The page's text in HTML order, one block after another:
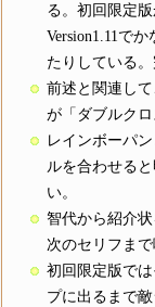
る。初回限定
Version1.11で
たりしている
前述と関連して
が「ダブルク
レインボーパ
ルを合わせる
い。
智代から紹介
次のセリフま
初回限定版で
プに出るまで